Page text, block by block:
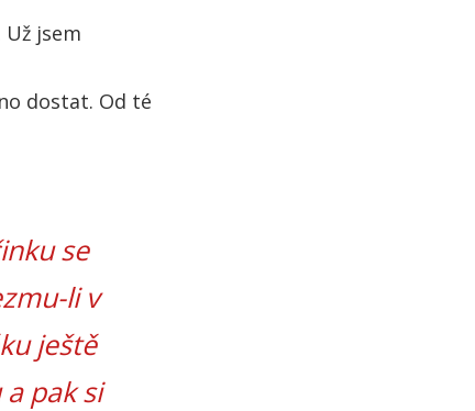
jsem
dostat. Od té
se
li v
ještě
pak si